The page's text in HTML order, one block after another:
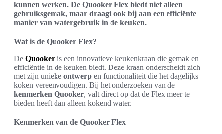
kunnen werken. De Quooker Flex biedt niet alleen
gebruiksgemak, maar draagt ook bij aan een efficiënte
manier van watergebruik in de keuken.
Wat is de Quooker Flex?
De Quooker is een innovatieve keukenkraan die gemak en
efficiëntie in de keuken biedt. Deze kraan onderscheidt zich
met zijn unieke ontwerp en functionaliteit die het dagelijks
koken vereenvoudigen. Bij het onderzoeken van de
kenmerken Quooker, valt direct op dat de Flex meer te
bieden heeft dan alleen kokend water.
Kenmerken van de Quooker Flex